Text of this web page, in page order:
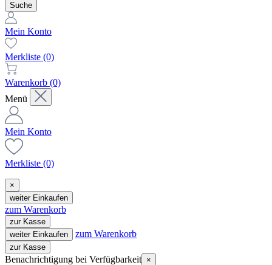
Suche
Mein Konto
Merkliste (0)
Warenkorb (0)
Menü
Mein Konto
Merkliste (0)
×
weiter Einkaufen
zum Warenkorb
zur Kasse
weiter Einkaufen
zum Warenkorb
zur Kasse
Benachrichtigung bei Verfügbarkeit ×